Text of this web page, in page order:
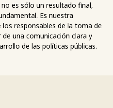
es sólo un resultado final,
Es nuestra
responsables de la toma de
una comunicación clara y
de las políticas públicas.